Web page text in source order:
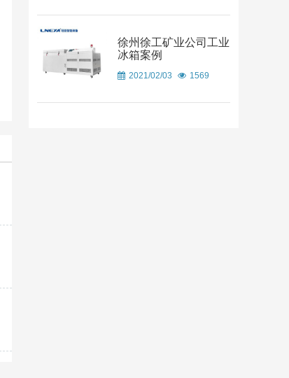
徐州徐工矿业公司工业
冰箱案例
2021/02/03 1569